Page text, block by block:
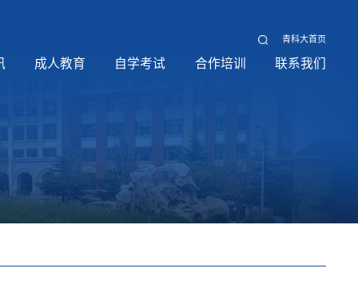
青科大首页
成人教育 自学考试 合作培训 联系我们